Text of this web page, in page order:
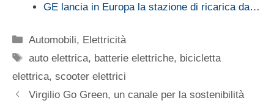
GE lancia in Europa la stazione di ricarica da…
Categorie
Automobili, Elettricità
Tag
auto elettrica, batterie elettriche, bicicletta
elettrica, scooter elettrici
Virgilio Go Green, un canale per la sostenibilità